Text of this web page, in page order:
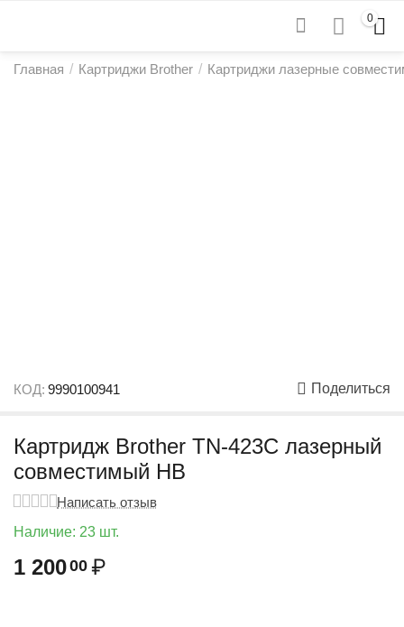
0
Главная / Картриджи Brother / Картриджи лазерные
КОД: 9990100941 Поделиться
Картридж Brother TN-423C лазерный
совместимый HB
Написать отзыв
Наличие: 23 шт.
1 20000 ₽